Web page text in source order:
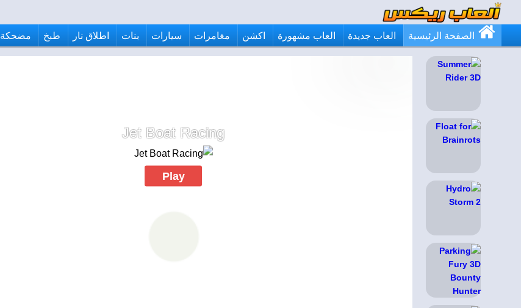
الصفحة الرئيسية العاب جديدة العاب مشهورة اكشن مغامرات سيارات بنات اطلاق نار طبخ مضحكة
Jet Boat Racing
Play